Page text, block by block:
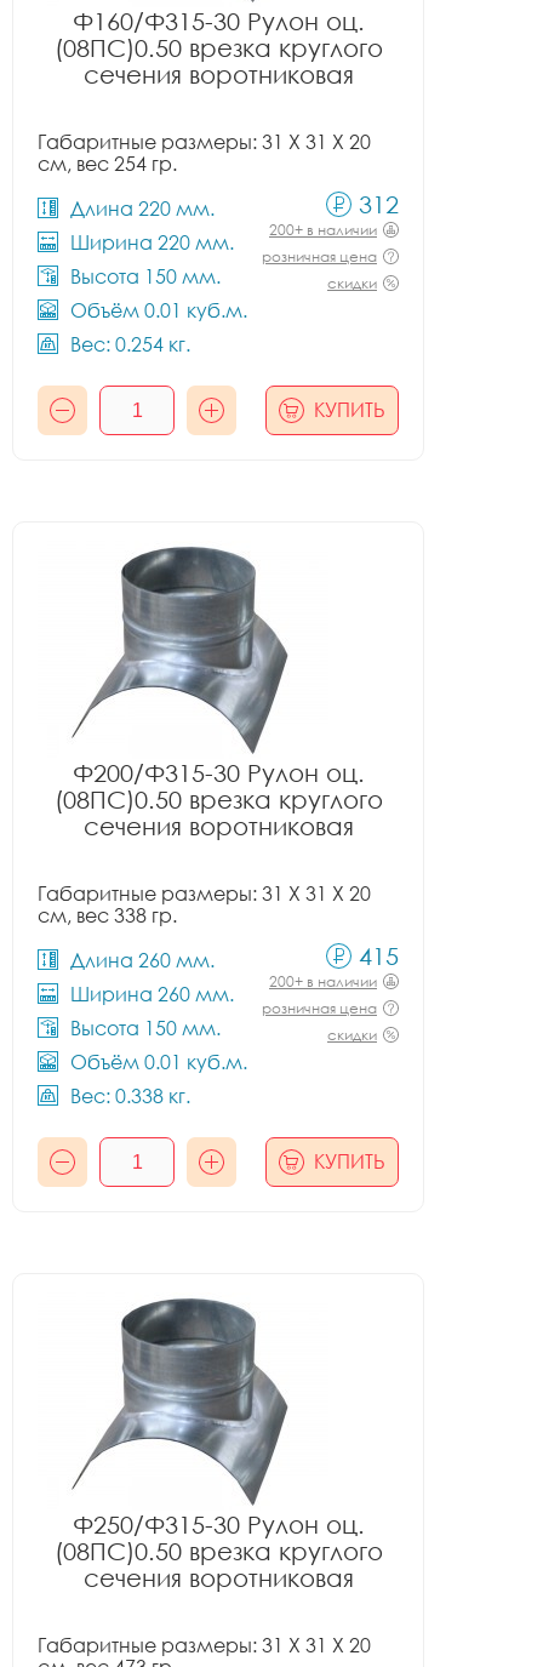
Ф160/Ф315-30 Рулон оц.
(08ПС)0.50 врезка круглого
сечения воротниковая
Габаритные размеры: 31 X 31 X 20
см, вес 254 гр.
Длина 220 мм.
Ширина 220 мм.
Высота 150 мм.
Объём 0.01 куб.м.
Вес: 0.254 кг.
312
200+ в наличии
розничная цена
скидки
КУПИТЬ
Ф200/Ф315-30 Рулон оц.
(08ПС)0.50 врезка круглого
сечения воротниковая
Габаритные размеры: 31 X 31 X 20
см, вес 338 гр.
Длина 260 мм.
Ширина 260 мм.
Высота 150 мм.
Объём 0.01 куб.м.
Вес: 0.338 кг.
415
200+ в наличии
розничная цена
скидки
КУПИТЬ
Ф250/Ф315-30 Рулон оц.
(08ПС)0.50 врезка круглого
сечения воротниковая
Габаритные размеры: 31 X 31 X 20